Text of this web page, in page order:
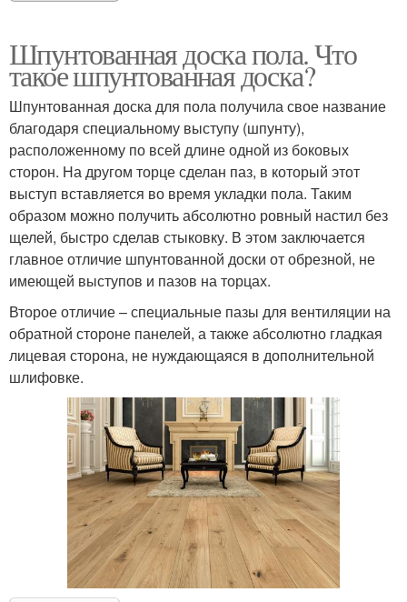
Шпунтованная доска пола. Что
такое шпунтованная доска?
Шпунтованная доска для пола получила свое название
благодаря специальному выступу (шпунту),
расположенному по всей длине одной из боковых
сторон. На другом торце сделан паз, в который этот
выступ вставляется во время укладки пола. Таким
образом можно получить абсолютно ровный настил без
щелей, быстро сделав стыковку. В этом заключается
главное отличие шпунтованной доски от обрезной, не
имеющей выступов и пазов на торцах.
Второе отличие – специальные пазы для вентиляции на
обратной стороне панелей, а также абсолютно гладкая
лицевая сторона, не нуждающаяся в дополнительной
шлифовке.